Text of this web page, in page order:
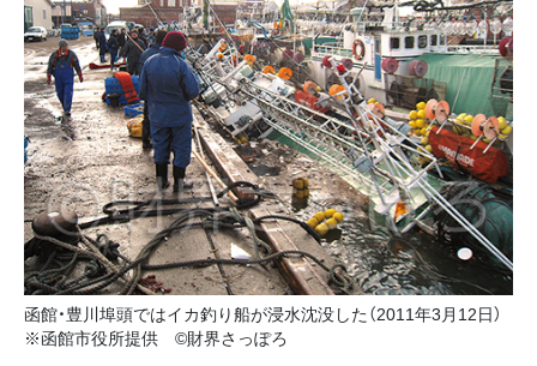
函館・豊川埠頭ではイカ釣り船が浸水沈没した（2011年3月12日）
※函館市役所提供 ©財界さっぽろ